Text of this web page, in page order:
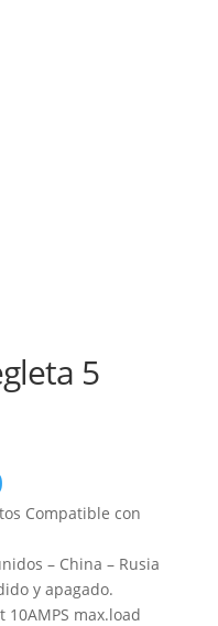
5
El
precio
actual
es:
$22,000.
Compatible con
– China – Rusia
y apagado.
10AMPS max.load